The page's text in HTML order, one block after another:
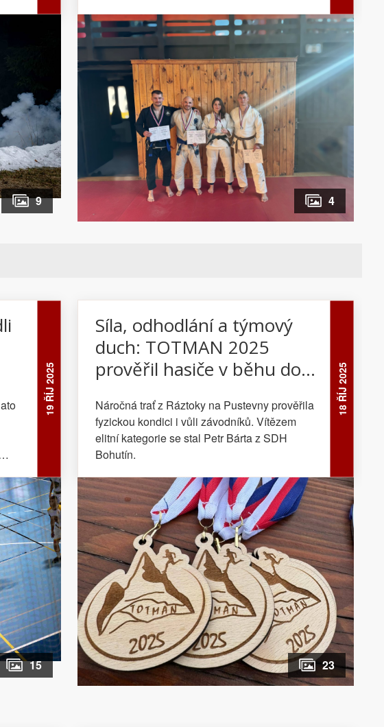
9 4
19 ŘÍJ 2025
15
18 ŘÍJ 2025
Síla, odhodlání a týmový
duch: TOTMAN 2025
prověřil hasiče v běhu do
Náročná trať z Ráztoky na Pustevny prověřila
fyzickou kondici i vůli závodníků. Vítězem
elitní kategorie se stal Petr Bárta z SDH
Bohutín.
23